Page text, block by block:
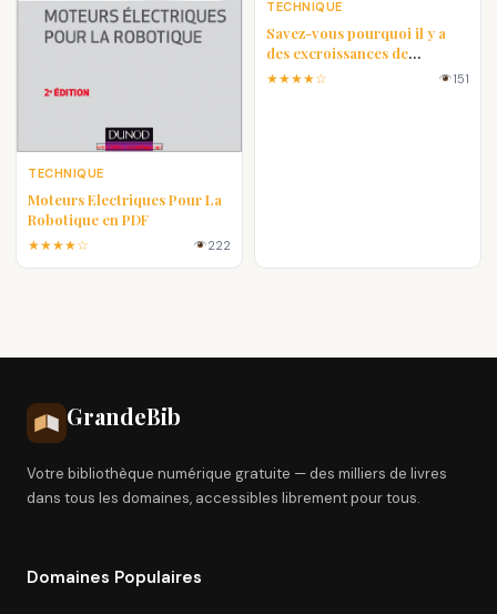
TECHNIQUE
Moteurs Electriques Pour La
Robotique en PDF
★★★★☆ 222
TECHNIQUE
Savez-vous pourquoi il y a
des excroissances de
caoutchouc (pointes) dans les
★★★★☆ 151
GrandeBib
Votre bibliothèque numérique gratuite — des milliers de livres
dans tous les domaines, accessibles librement pour tous.
Domaines Populaires